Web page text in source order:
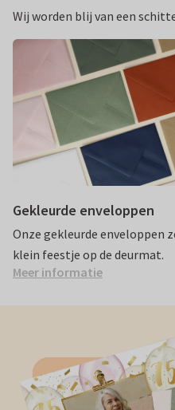
Wij worden blij van een
uitnodiging. En misschien
details waar aandacht aan is
gekleurde envelop,
fonkelend goudfolie… Ze zijn
verjaardagstaart, de bubbels
de gekleurde confetti op je
Gekleurde enveloppen
Onze gekleurde enveloppen
klein feestje op de deurmat.
Meer informatie